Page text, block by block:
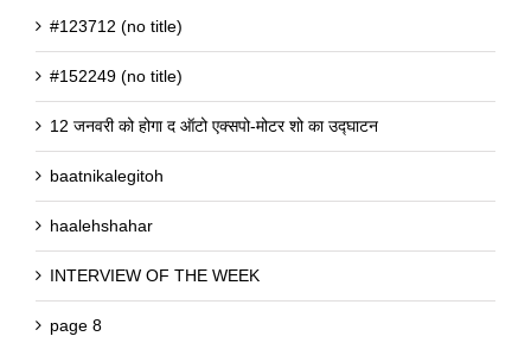
#123712 (no title)
#152249 (no title)
12 जनवरी को होगा द ऑटो एक्सपो-मोटर शो का उद्घाटन
baatnikalegitoh
haalehshahar
INTERVIEW OF THE WEEK
page 8